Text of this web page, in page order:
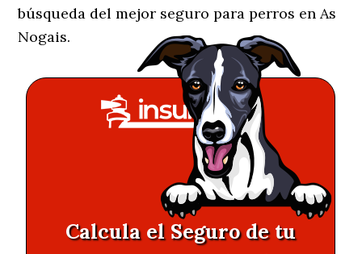
búsqueda del mejor seguro para perros en As
Nogais.
Calcula el Seguro de tu